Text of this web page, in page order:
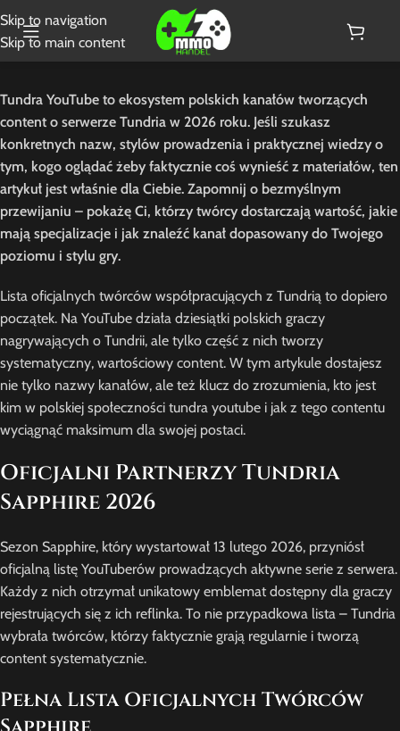
Skip to navigation
Skip to main content
Tundra YouTube to ekosystem polskich kanałów tworzących
content o serwerze Tundria w 2026 roku. Jeśli szukasz
konkretnych nazw, stylów prowadzenia i praktycznej wiedzy o
tym, kogo oglądać żeby faktycznie coś wynieść z materiałów, ten
artykuł jest właśnie dla Ciebie. Zapomnij o bezmyślnym
przewijaniu – pokażę Ci, którzy twórcy dostarczają wartość, jakie
mają specjalizacje i jak znaleźć kanał dopasowany do Twojego
poziomu i stylu gry.
Lista oficjalnych twórców współpracujących z Tundrią to dopiero
początek. Na YouTube działa dziesiątki polskich graczy
nagrywających o Tundrii, ale tylko część z nich tworzy
systematyczny, wartościowy content. W tym artykule dostajesz
nie tylko nazwy kanałów, ale też klucz do zrozumienia, kto jest
kim w polskiej społeczności tundra youtube i jak z tego contentu
wyciągnąć maksimum dla swojej postaci.
Oficjalni Partnerzy Tundria
Sapphire 2026
Sezon Sapphire, który wystartował 13 lutego 2026, przyniósł
oficjalną listę YouTuberów prowadzących aktywne serie z serwera.
Każdy z nich otrzymał unikatowy emblemat dostępny dla graczy
rejestrujących się z ich reflinka. To nie przypadkowa lista – Tundria
wybrała twórców, którzy faktycznie grają regularnie i tworzą
content systematycznie.
Pełna Lista Oficjalnych Twórców